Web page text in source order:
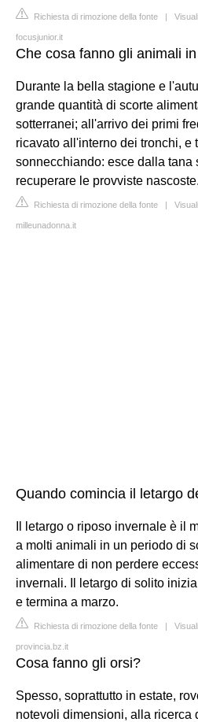
Richiesta di rimozione della fonte |
focusjunior.it
Che cosa fanno gli animali
Durante la bella stagione e
grande quantità di scorte
sotterranei; all'arrivo dei primi
ricavato all'interno dei tronchi, e
sonnecchiando: esce dalla tana
recuperare le provviste nascoste.
Richiesta di rimozione della fonte |
milleunadonna.it
Quando comincia il letargo
Il letargo o riposo invernale è il
a molti animali in un periodo di
alimentare di non perdere
invernali. Il letargo di solito
e termina a marzo.
Richiesta di rimozione della fonte |
provincia.bz.it
Cosa fanno gli orsi?
Spesso, soprattutto in estate,
notevoli dimensioni, alla ricerca